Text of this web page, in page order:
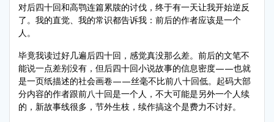
对后四十回和高鹗连篇累牍的讨伐，终于有一天让我开始逆反
了。我的直觉、我的常识都告诉我：前后的作者应该是一个
人。
毕竟我读过好几遍后四十回，感觉真没那么差。前后的文笔不
能说一点差别没有，但后四十回小说故事的信息密度——也就
是一页纸描述的社会画卷——丝毫不比前八十回低。起码大部
分内容的作者跟前八十回是一个人，不大可能是另外一个人续
的，新故事线很多，节外生枝，续作搞这个是费力不讨好。